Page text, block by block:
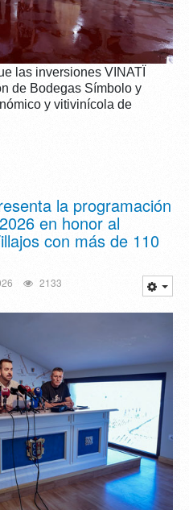
las inversiones VINATÏ
de Bodegas Símbolo y
y vitivinícola de
la programación
en honor al
con más de 110
2133